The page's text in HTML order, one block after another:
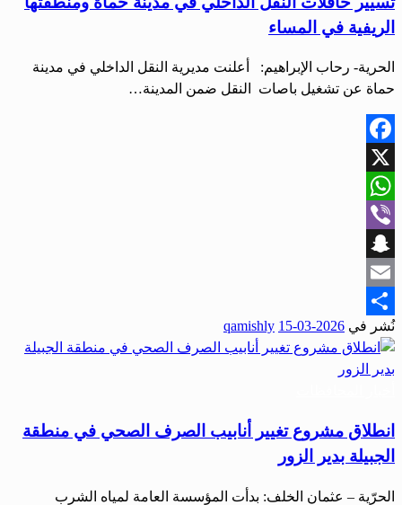
الريفية في المساء
الحرية- رحاب الإبراهيم: أعلنت مديرية النقل الداخلي في مدينة
حماة عن تشغيل باصات النقل ضمن المدينة…
Facebook
X
WhatsApp
Viber
Snapchat
Email
Share
نُشر في 2026-03-15
qamishly
انطلاق مشروع تغيير أنابيب الصرف الصحي في منطقة
الجبيلة بدير الزور
الحرّية – عثمان الخلف: بدأت المؤسسة العامة لمياه الشرب